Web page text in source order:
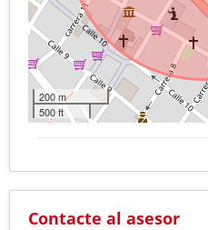
200 m
500 ft
Contacte al asesor